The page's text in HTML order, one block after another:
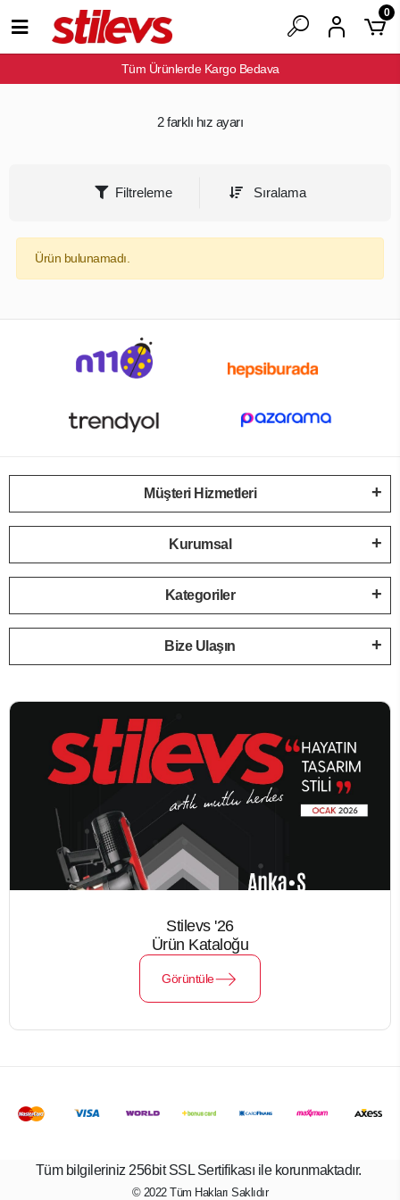
Tüm Ürünlerde Kargo Bedava
0
2 farklı hız ayarı
Filtreleme Sıralama
Ürün bulunamadı.
Müşteri Hizmetleri
Kurumsal
Kategoriler
Bize Ulaşın
Stilevs '26
Ürün Kataloğu
Görüntüle
Tüm bilgileriniz 256bit SSL Sertifikası ile korunmaktadır.
© 2022Tüm Hakları Saklıdır